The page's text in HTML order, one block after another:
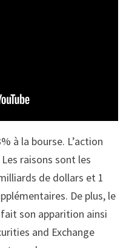
à la bourse. L’action
raisons sont les
de dollars et 1
De plus, le
son apparition ainsi
and Exchange